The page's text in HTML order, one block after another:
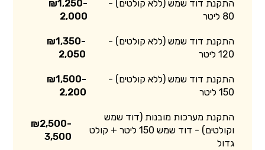
התקנת דוד שמש (ללא קולטים) -
80 ליטר
₪1,250-
2,000
התקנת דוד שמש (ללא קולטים) -
120 ליטר
₪1,350-
2,050
התקנת דוד שמש (ללא קולטים) -
150 ליטר
₪1,500-
2,200
התקנת מערכות מובנות (דוד שמש
וקולטים) - דוד שמש 150 ליטר + קולט
גדול
₪2,500-
3,500